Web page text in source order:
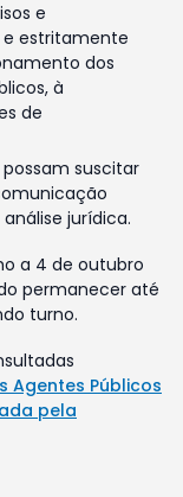
e
e estritamente
dos
à
de
suscitar
jurídica.
a 4 de outubro
permanecer até
turno.
Agentes Públicos
pela